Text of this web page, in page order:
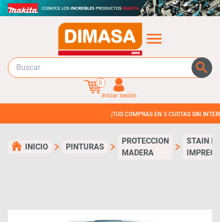
0
Iniciar sesión
¡TUS COMPRAS EN 3 CUOTAS SIN INTERES!
INICIO PINTURAS
PROTECCION
MADERA
STAIN E